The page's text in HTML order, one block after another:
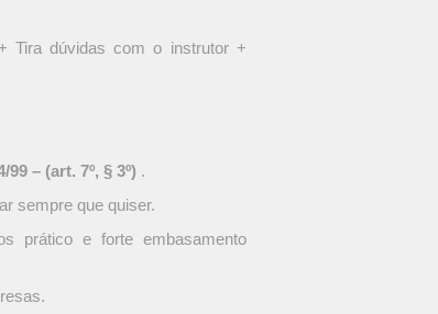
Tira dúvidas com o instrutor +
99 – (art. 7º, § 3º) .
sempre que quiser.
prático e forte embasamento